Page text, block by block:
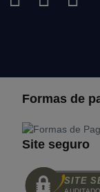
Formas de
Site seguro
SITE